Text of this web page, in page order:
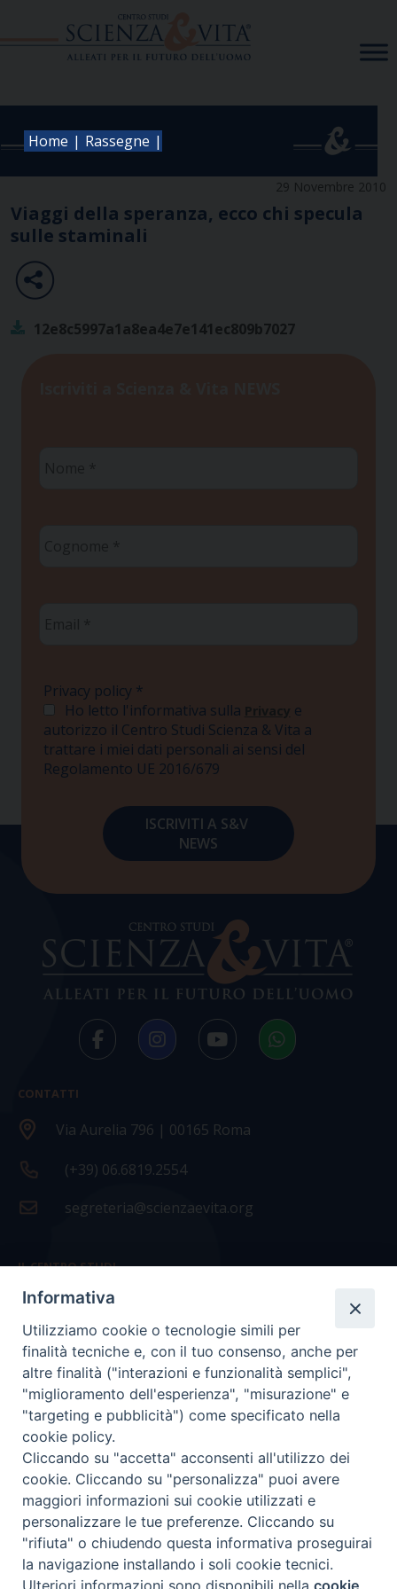
Home | Rassegne |
29 Novembre 2010
Viaggi della speranza, ecco chi specula
sulle staminali
12e8c5997a1a8ea4e7e141ec809b7027
Privacy policy *
Ho letto l'informativa sulla Privacy e
autorizzo il Centro Studi Scienza & Vita a
trattare i miei dati personali ai sensi del
Regolamento UE 2016/679
CONTATTI
Via Aurelia 796 | 00165 Roma
(+39) 06.6819.2554
segreteria@scienzaevita.org
IL CENTRO STUDI
La nostra storia
Statuto
Presidenza e ufficio presidenza
Consiglio scientifico
Coordinamento nazionale
COPYRIGHT Scienza & Vita - C.F96600690588- Tutti i
diritti -Privacy- Credits
Informativa
Utilizziamo cookie o tecnologie simili per
finalità tecniche e, con il tuo consenso, anche per
altre finalità ("interazioni e funzionalità semplici",
"miglioramento dell'esperienza", "misurazione" e
"targeting e pubblicità") come specificato nella
cookie policy.
Cliccando su "accetta" acconsenti all'utilizzo dei
cookie. Cliccando su "personalizza" puoi avere
maggiori informazioni sui cookie utilizzati e
personalizzare le tue preferenze. Cliccando su
"rifiuta" o chiudendo questa informativa proseguirai
la navigazione installando i soli cookie tecnici.